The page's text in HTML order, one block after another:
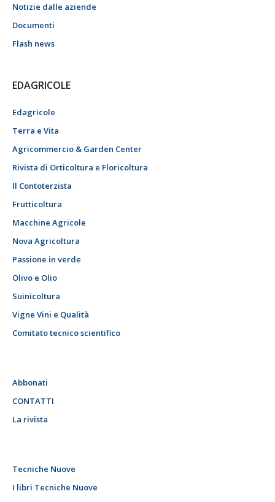
Notizie dalle aziende
Documenti
Flash news
EDAGRICOLE
Edagricole
Terra e Vita
Agricommercio & Garden Center
Rivista di Orticoltura e Floricoltura
Il Contoterzista
Frutticoltura
Macchine Agricole
Nova Agricoltura
Passione in verde
Olivo e Olio
Suinicoltura
Vigne Vini e Qualità
Comitato tecnico scientifico
Abbonati
CONTATTI
La rivista
Tecniche Nuove
I libri Tecniche Nuove